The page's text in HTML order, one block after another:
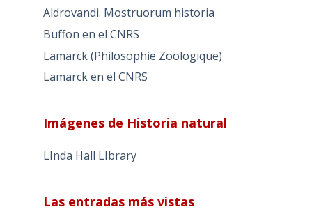
Aldrovandi. Mostruorum historia
Buffon en el CNRS
Lamarck (Philosophie Zoologique)
Lamarck en el CNRS
Imágenes de Historia natural
LInda Hall LIbrary
Las entradas más vistas